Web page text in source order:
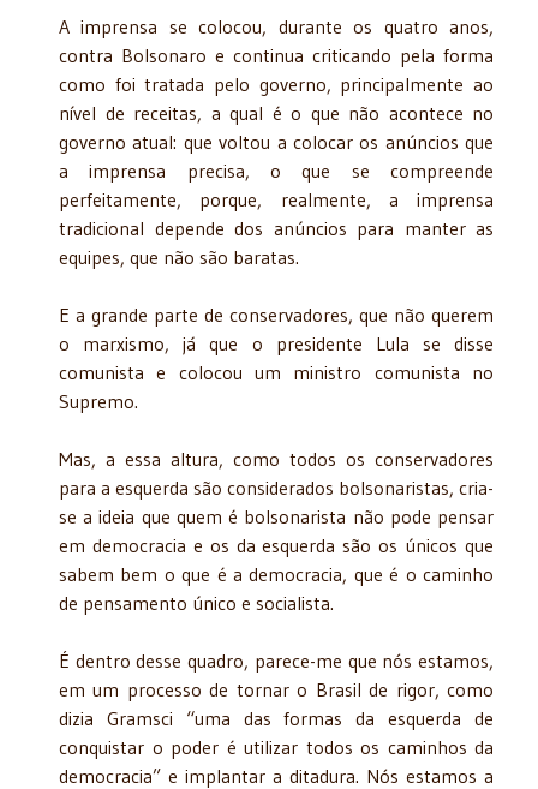
A imprensa se colocou, durante os quatro anos,
contra Bolsonaro e continua criticando pela forma
como foi tratada pelo governo, principalmente ao
nível de receitas, a qual é o que não acontece no
governo atual: que voltou a colocar os anúncios que
a imprensa precisa, o que se compreende
perfeitamente, porque, realmente, a imprensa
tradicional depende dos anúncios para manter as
equipes, que não são baratas.
E a grande parte de conservadores, que não querem
o marxismo, já que o presidente Lula se disse
comunista e colocou um ministro comunista no
Supremo.
Mas, a essa altura, como todos os conservadores
para a esquerda são considerados bolsonaristas, cria-
se a ideia que quem é bolsonarista não pode pensar
em democracia e os da esquerda são os únicos que
sabem bem o que é a democracia, que é o caminho
de pensamento único e socialista.
É dentro desse quadro, parece-me que nós estamos,
em um processo de tornar o Brasil de rigor, como
dizia Gramsci “uma das formas da esquerda de
conquistar o poder é utilizar todos os caminhos da
democracia” e implantar a ditadura. Nós estamos a